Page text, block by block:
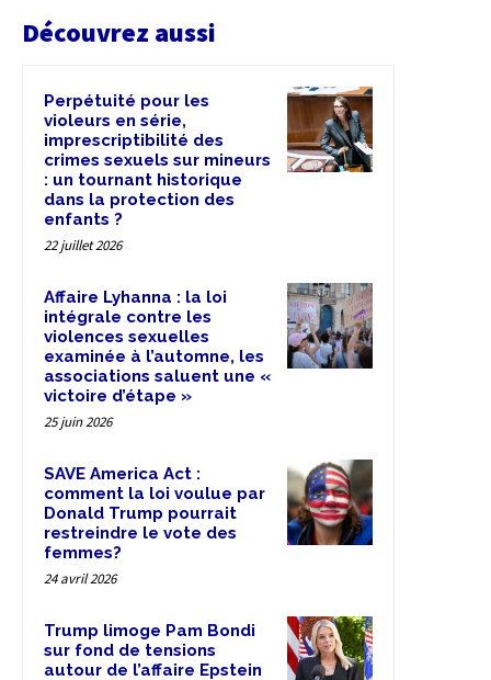
Découvrez aussi
Perpétuité pour les
violeurs en série,
imprescriptibilité des
crimes sexuels sur mineurs
: un tournant historique
dans la protection des
enfants ?
22 juillet 2026
Affaire Lyhanna : la loi
intégrale contre les
violences sexuelles
examinée à l’automne, les
associations saluent une «
victoire d’étape »
25 juin 2026
SAVE America Act :
comment la loi voulue par
Donald Trump pourrait
restreindre le vote des
femmes?
24 avril 2026
Trump limoge Pam Bondi
sur fond de tensions
autour de l’affaire Epstein